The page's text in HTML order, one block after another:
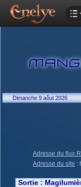
Dimanche 9 aôut 2026
Adresse du flux
Adresse du site :
Sortie :